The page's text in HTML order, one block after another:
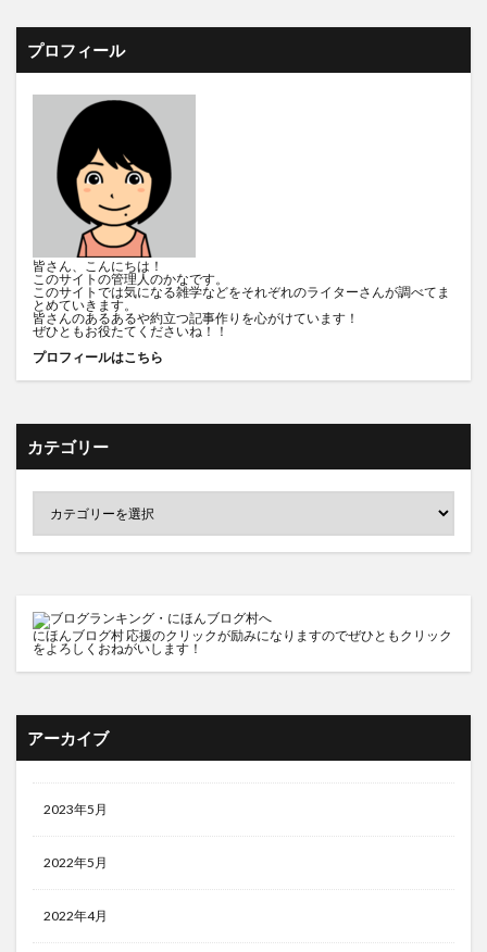
プロフィール
皆さん、こんにちは！
このサイトの管理人のかなです。
このサイトでは気になる雑学などをそれぞれのライターさんが調べてま
とめていきます。
皆さんのあるあるや約立つ記事作りを心がけています！
ぜひともお役たてくださいね！！
プロフィールはこちら
カテゴリー
にほんブログ村 応援のクリックが励みになりますのでぜひともクリック
をよろしくおねがいします！
アーカイブ
2023年5月
2022年5月
2022年4月